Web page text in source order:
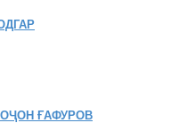
ҒАФУРОВ